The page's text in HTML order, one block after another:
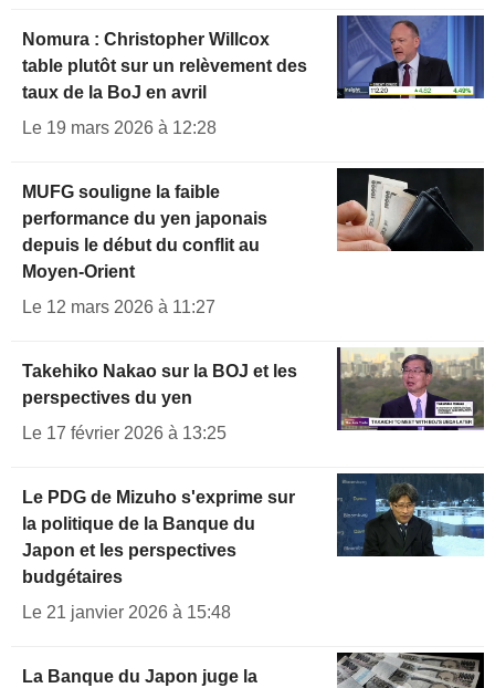
Nomura : Christopher Willcox
table plutôt sur un relèvement des
taux de la BoJ en avril
Le 19 mars 2026 à 12:28
MUFG souligne la faible
performance du yen japonais
depuis le début du conflit au
Moyen-Orient
Le 12 mars 2026 à 11:27
Takehiko Nakao sur la BOJ et les
perspectives du yen
Le 17 février 2026 à 13:25
Le PDG de Mizuho s'exprime sur
la politique de la Banque du
Japon et les perspectives
budgétaires
Le 21 janvier 2026 à 15:48
La Banque du Japon juge la